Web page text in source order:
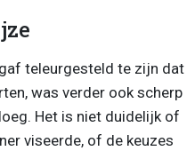
teleurgesteld te zijn dat
was verder ook scherp
Het is niet duidelijk of
viseerde, of de keuzes